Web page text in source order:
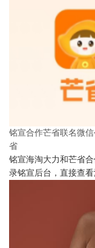
铭宣合作芒省联名微
省
铭宣海淘大力和芒省
录铭宣后台，直接查看